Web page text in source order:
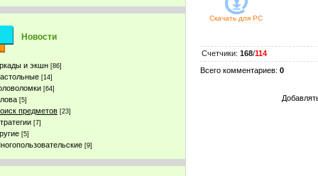
Новости
и экшн [86]
[14]
[64]
[5]
предметов [23]
[7]
[5]
[9]
Скачать для PC
Счетчики: 168/114
Всего комментариев: 0